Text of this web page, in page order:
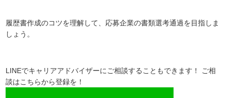
履歴書作成のコツを理解して、応募企業の書類選考通過を目指しま
しょう。
LINEでキャリアアドバイザーにご相談することもできます！ ご相
談はこちらから登録を！